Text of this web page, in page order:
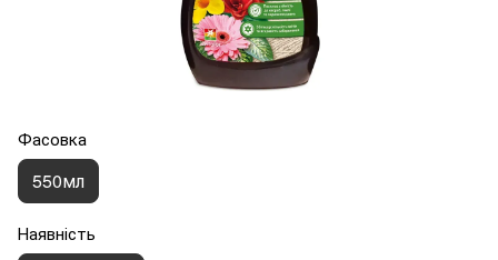
Фасовка
550мл
Наявність